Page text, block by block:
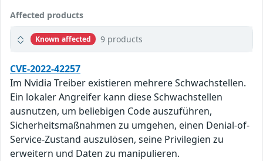
Affected products
Known affected 9 products
CVE-2022-42257
Im Nvidia Treiber existieren mehrere Schwachstellen.
Ein lokaler Angreifer kann diese Schwachstellen
ausnutzen, um beliebigen Code auszuführen,
Sicherheitsmaßnahmen zu umgehen, einen Denial-of-
Service-Zustand auszulösen, seine Privilegien zu
erweitern und Daten zu manipulieren.